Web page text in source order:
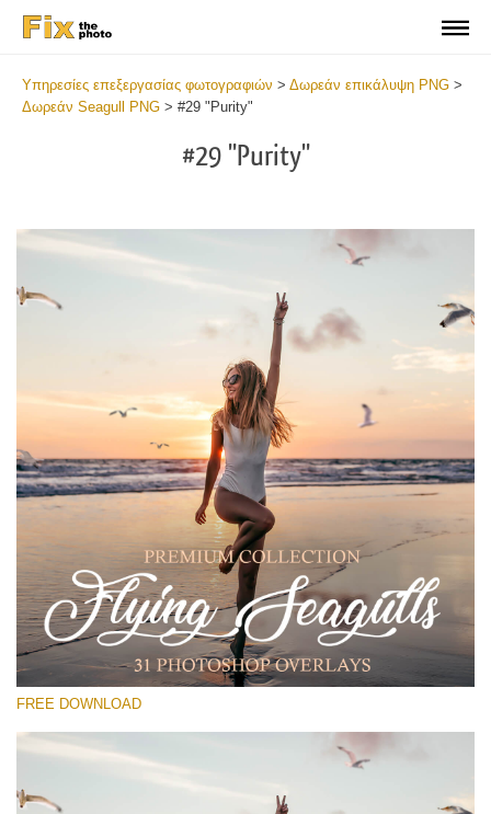
Υπηρεσίες επεξεργασίας φωτογραφιών > Δωρεάν επικάλυψη PNG >
Δωρεάν Seagull PNG > #29 "Purity"
#29 "Purity"
Please select
Free PNG Overlay #29
Small 800*533px
Flying Seagulls
(31 Overlays)
Sunlight Collection
(290 Overlays)
FREE DOWNLOAD